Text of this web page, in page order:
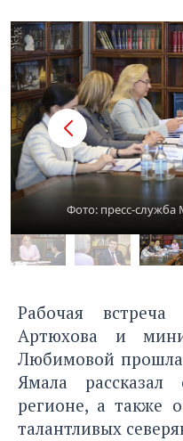
Фото: пресс-служба
Рабочая встреча
Артюхова и
Любимовой прошла
Ямала
регионе, а также
талантливых